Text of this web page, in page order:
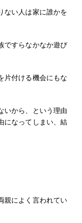
ない人は家に誰かを
ですらなかなか遊び
片付ける機会にもな
いから、という理由
になってしまい、結
親によく言われてい